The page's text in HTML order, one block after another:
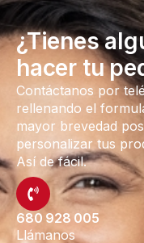
¿Tienes
hacer tu
Contáctanos por
rellenando el
mayor brevedad
personalizar tus
Así de fácil.
680 928 005
Llámanos